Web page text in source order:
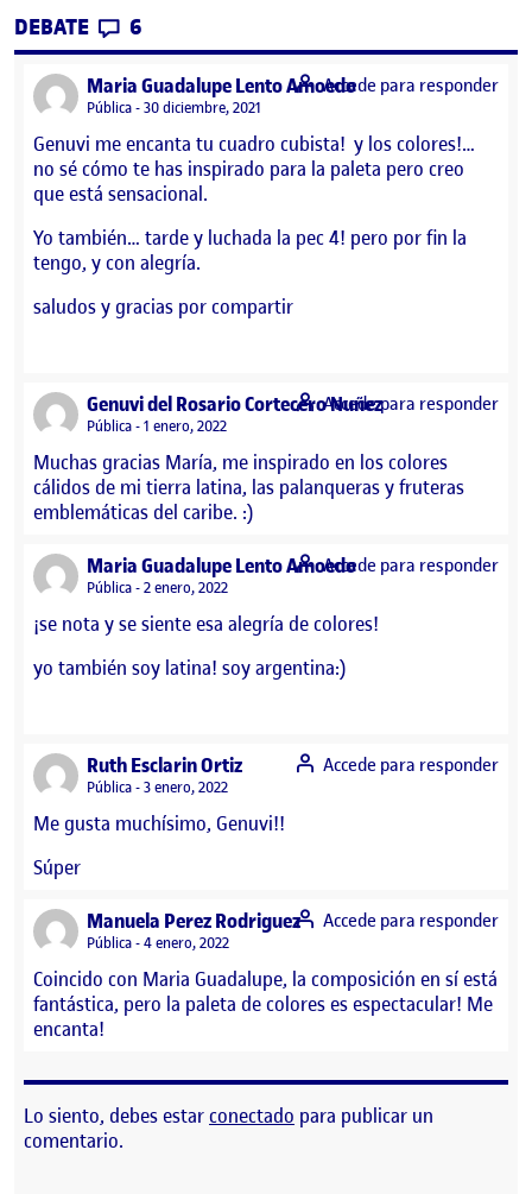
DEBATE CONTRIBUTIONS
6
Maria Guadalupe Lento Amoedosays:
Visibilidad:
Pública 30 diciembre, 2021
Genuvi me encanta tu cuadro cubista! y los colores!…
no sé cómo te has inspirado para la paleta pero creo
que está sensacional.
Yo también… tarde y luchada la pec 4! pero por fin la
tengo, y con alegría.
saludos y gracias por compartir
Accede para responder
Genuvi del Rosario Cortecero Nuñezsays:
Visibilidad:
Pública 1 enero, 2022
Muchas gracias María, me inspirado en los colores
cálidos de mi tierra latina, las palanqueras y fruteras
emblemáticas del caribe. :)
Accede para responder
Maria Guadalupe Lento Amoedosays:
Visibilidad:
Pública 2 enero, 2022
¡se nota y se siente esa alegría de colores!
yo también soy latina! soy argentina:)
Accede para responder
Ruth Esclarin Ortizsays:
Visibilidad:
Pública 3 enero, 2022
Me gusta muchísimo, Genuvi!!
Súper
Accede para responder
Manuela Perez Rodriguezsays:
Visibilidad:
Pública 4 enero, 2022
Coincido con Maria Guadalupe, la composición en sí está
fantástica, pero la paleta de colores es espectacular! Me
encanta!
Accede para responder
Lo siento, debes estarconectado para publicar un
comentario.